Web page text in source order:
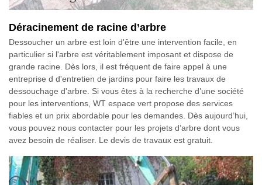
Déracinement de racine d’arbre
Dessoucher un arbre est loin d'être une intervention facile, en
particulier si l'arbre est véritablement imposant et dispose de
grande racine. Dès lors, il est fréquent de faire appel à une
entreprise d d'entretien de jardins pour faire les travaux de
dessouchage d'arbre. Si vous êtes à la recherche d’une société
pour les interventions, WT espace vert propose des services
fiables et un prix abordable pour les demandes. Dès aujourd’hui,
vous pouvez nous contacter pour les projets d’arbre dont vous
avez besoin de réaliser. Le devis de travaux est gratuit.